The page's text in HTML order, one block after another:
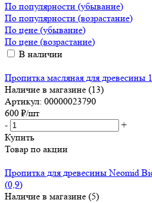
По популярности (убывание)
По популярности (возрастание)
По цене (убывание)
По цене (возрастание)
В наличии
Пропитка масляная для древесины
Наличие в магазине (13)
Артикул: 00000023790
600 ₽/шт
-
+
Купить
Товар по акции
Пропитка для древесины Neomid
(0,9)
Наличие в магазине (5)